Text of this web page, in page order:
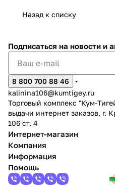
Назад к списку
Подписаться на новости и
8 800 700 88 46
kalinina106@kumtigey.ru
Торговый комплекс "Кум-
выдачи интернет заказов, г.
106 ст. 4
Интернет-магазин
Компания
Информация
Помощь